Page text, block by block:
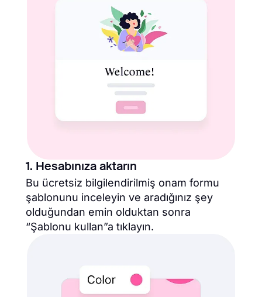
1. Hesabınıza aktarın
Bu ücretsiz bilgilendirilmiş onam formu
şablonunu inceleyin ve aradığınız şey
olduğundan emin olduktan sonra
“Şablonu kullan”a tıklayın.